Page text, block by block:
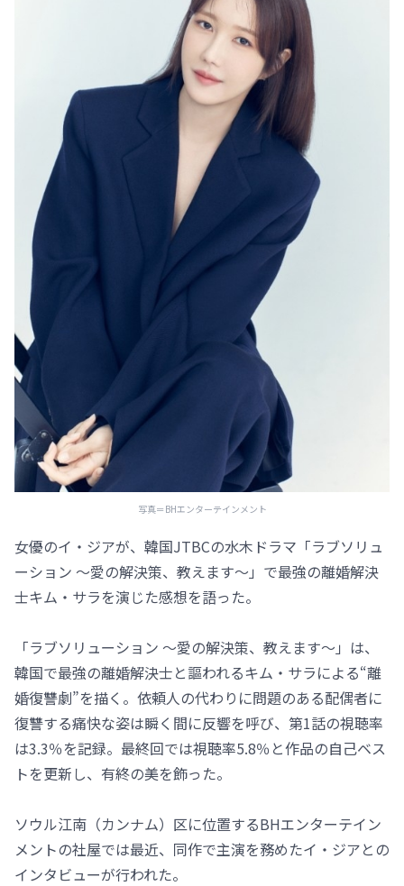
写真＝BHエンターテインメント
女優のイ・ジアが、韓国JTBCの水木ドラマ「ラブソリュ
ーション ～愛の解決策、教えます～」で最強の離婚解決
士キム・サラを演じた感想を語った。
「ラブソリューション ～愛の解決策、教えます～」は、
韓国で最強の離婚解決士と謳われるキム・サラによる“離
婚復讐劇”を描く。依頼人の代わりに問題のある配偶者に
復讐する痛快な姿は瞬く間に反響を呼び、第1話の視聴率
は3.3％を記録。最終回では視聴率5.8％と作品の自己ベス
トを更新し、有終の美を飾った。
ソウル江南（カンナム）区に位置するBHエンターテイン
メントの社屋では最近、同作で主演を務めたイ・ジアとの
インタビューが行われた。